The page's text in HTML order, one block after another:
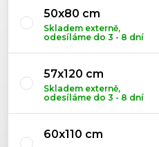
50x80 cm
Skladem externě,
odesíláme do 3 - 8 dní
57x120 cm
Skladem externě,
odesíláme do 3 - 8 dní
60x110 cm